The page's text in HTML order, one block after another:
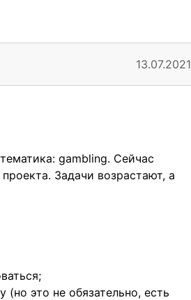
13.07.2021
gambling. Сейчас
Задачи возрастают, а
это не обязательно, есть